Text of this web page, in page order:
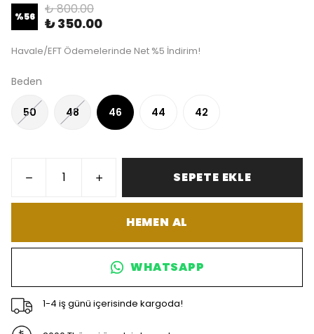
%56 ₺ 800.00
₺ 350.00
Havale/EFT Ödemelerinde Net %5 İndirim!
Beden
50 48 46 44 42
SEPETE EKLE
HEMEN AL
WHATSAPP
1-4 iş günü içerisinde kargoda!